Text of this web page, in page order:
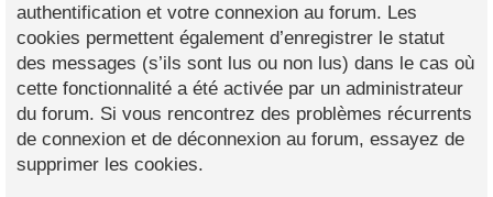
authentification et votre connexion au forum. Les
cookies permettent également d’enregistrer le statut
des messages (s’ils sont lus ou non lus) dans le cas où
cette fonctionnalité a été activée par un administrateur
du forum. Si vous rencontrez des problèmes récurrents
de connexion et de déconnexion au forum, essayez de
supprimer les cookies.